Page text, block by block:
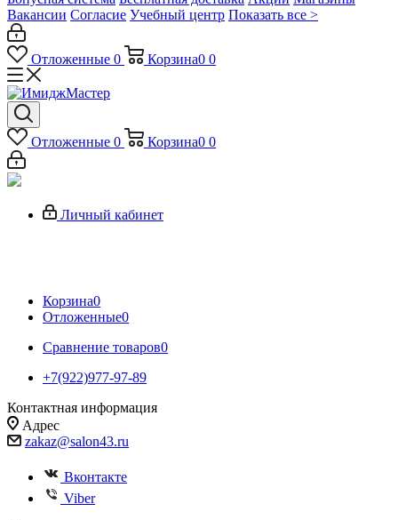
Вакансии Согласие Учебный центр Показать все >
Отложенные 0 Корзина0 0
Отложенные 0 Корзина0 0
Личный кабинет
Корзина0
Отложенные0
Сравнение товаров0
+7(922)977-97-89
Контактная информация
Адрес
zakaz@salon43.ru
Вконтакте
Viber